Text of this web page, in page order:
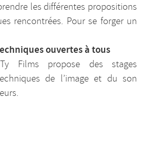
les différentes propositions
rencontrées. Pour se forger un
ouvertes à tous
Films propose des stages
de l’image et du son